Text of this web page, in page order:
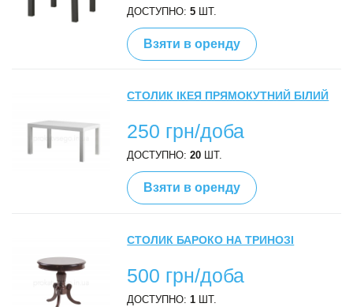
ДОСТУПНО:5 ШТ.
Взяти в оренду
СТОЛИК ІКЕЯ ПРЯМОКУТНИЙ БІЛИЙ
250 грн/доба
ДОСТУПНО:20 ШТ.
Взяти в оренду
СТОЛИК БАРОКО НА ТРИНОЗІ
500 грн/доба
ДОСТУПНО:1 ШТ.